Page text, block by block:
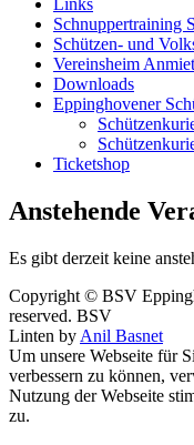
Links
Schnuppertraining
Schützen- und
Vereinsheim
Downloads
Eppinghovener
Ticketshop
Anstehende
Es gibt derzeit keine
Copyright © BSV
reserved. BSV
Linten by Anil Basnet
Um unsere Webseite für
verbessern zu können,
Nutzung der Webseite
zu.